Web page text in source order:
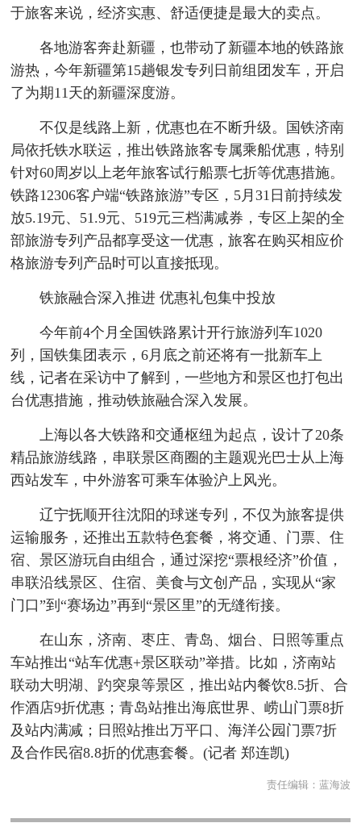
于旅客来说，经济实惠、舒适便捷是最大的卖点。
各地游客奔赴新疆，也带动了新疆本地的铁路旅
游热，今年新疆第15趟银发专列日前组团发车，开启
了为期11天的新疆深度游。
不仅是线路上新，优惠也在不断升级。国铁济南
局依托铁水联运，推出铁路旅客专属乘船优惠，特别
针对60周岁以上老年旅客试行船票七折等优惠措施。
铁路12306客户端“铁路旅游”专区，5月31日前持续发
放5.19元、51.9元、519元三档满减券，专区上架的全
部旅游专列产品都享受这一优惠，旅客在购买相应价
格旅游专列产品时可以直接抵现。
铁旅融合深入推进 优惠礼包集中投放
今年前4个月全国铁路累计开行旅游列车1020
列，国铁集团表示，6月底之前还将有一批新车上
线，记者在采访中了解到，一些地方和景区也打包出
台优惠措施，推动铁旅融合深入发展。
上海以各大铁路和交通枢纽为起点，设计了20条
精品旅游线路，串联景区商圈的主题观光巴士从上海
西站发车，中外游客可乘车体验沪上风光。
辽宁抚顺开往沈阳的球迷专列，不仅为旅客提供
运输服务，还推出五款特色套餐，将交通、门票、住
宿、景区游玩自由组合，通过深挖“票根经济”价值，
串联沿线景区、住宿、美食与文创产品，实现从“家
门口”到“赛场边”再到“景区里”的无缝衔接。
在山东，济南、枣庄、青岛、烟台、日照等重点
车站推出“站车优惠+景区联动”举措。比如，济南站
联动大明湖、趵突泉等景区，推出站内餐饮8.5折、合
作酒店9折优惠；青岛站推出海底世界、崂山门票8折
及站内满减；日照站推出万平口、海洋公园门票7折
及合作民宿8.8折的优惠套餐。(记者 郑连凯)
责任编辑： 蓝海波